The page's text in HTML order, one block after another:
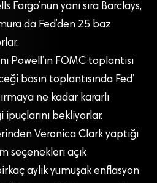
Fargo’nun yanı sıra Barclays,
da Fed’den 25 baz
Powell’ın FOMC toplantısı
basın toplantısında Fed’
ne kadar kararlı
bekliyorlar.
Veronica Clark yaptığı
seçenekleri açık
aylık yumuşak enflasyon